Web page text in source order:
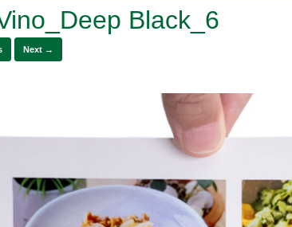
Black_6
Next →